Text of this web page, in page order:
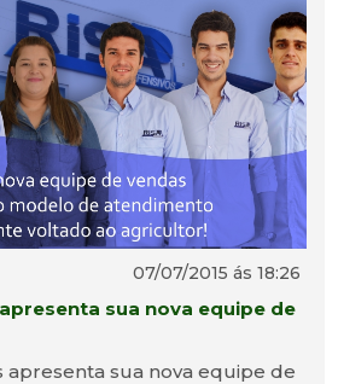
07/07/2015 ás 18:26
sua nova equipe de
apresenta sua nova equipe de